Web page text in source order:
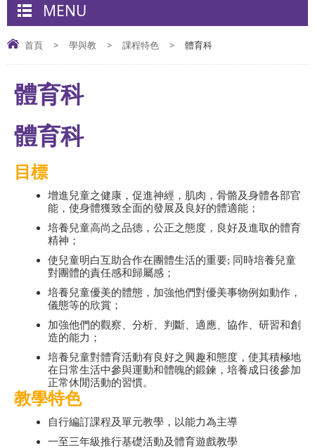
MENU
首頁 > 學與教 > 課程特色 > 體育科
體育科
體育科
目標
增進兒童之健康，促進神經，肌肉，骨骼及身體各部官
能，使身體獲致全面的發展及良好的體適能；
培養兒童高尚之品德，公正之態度，良好及進取的體育
精神；
使兒童明白互助合作在團體生活的重要; 同時培養兒童
對團體的責任感和歸屬感；
培養兒童優美的體態，加強他們對優美事物例如動作，
儀態等的欣賞；
加強他們的觀察、分析、判斷、適應、協作、研習和創
造的能力；
培養兒童對體育活動有良好之興趣和態度，使其積極地
在日常生活中參與運動和體魄的鍛鍊，培養成日後參加
正常休閒活動的習慣。
教學特色
自行編訂課程及單元教學，以能力為主導
一至三年級推行基礎活動及體育遊戲教學